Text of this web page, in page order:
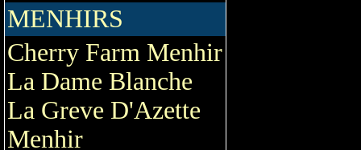
MENHIRS
Cherry Farm Menhir
La Dame Blanche
La Greve D'Azette
Menhir